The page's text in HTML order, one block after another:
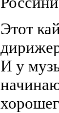
Этот
И у